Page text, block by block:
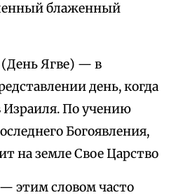
блаженный
(День Ягве) — в
день, когда
Израиля. По учению
Богоявления,
на земле Свое Царство
этим словом часто